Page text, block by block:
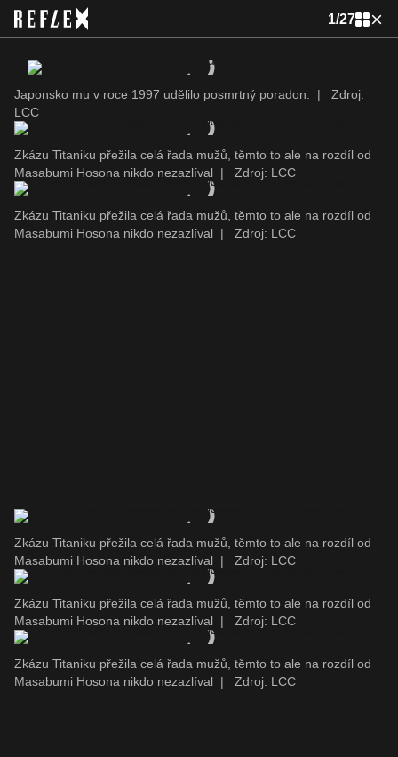
1/27
Japonsko mu v roce 1997 udělilo posmrtný poradon. |
Zdroj:
LCC
Zkázu Titaniku přežila celá řada mužů, těmto to ale na rozdíl od
Masabumi Hosona nikdo nezazlíval | Zdroj: LCC
Zkázu Titaniku přežila celá řada mužů, těmto to ale na rozdíl od
Masabumi Hosona nikdo nezazlíval | Zdroj: LCC
Zkázu Titaniku přežila celá řada mužů, těmto to ale na rozdíl od
Masabumi Hosona nikdo nezazlíval | Zdroj: LCC
Zkázu Titaniku přežila celá řada mužů, těmto to ale na rozdíl od
Masabumi Hosona nikdo nezazlíval | Zdroj: LCC
Zkázu Titaniku přežila celá řada mužů, těmto to ale na rozdíl od
Masabumi Hosona nikdo nezazlíval | Zdroj: LCC